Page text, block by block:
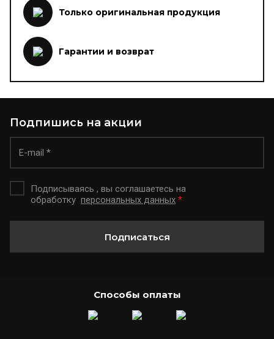
Только оригинальная продукция
Гарантии и возврат
Подпишись на акции
Подписываясь , вы соглашаетесь на
обработку персональных данных *
Подписаться
Способы оплаты